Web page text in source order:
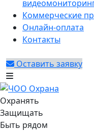
Коммерческие
Онлайн-оплата
Контакты
Оставить заявку
Охранять
Защищать
Быть рядом